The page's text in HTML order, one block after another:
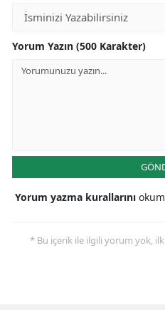
Yorum Yazın (500 Karakter)
Yorum yazma kurallarını
* Bu içerik ile ilgili yorum yok,